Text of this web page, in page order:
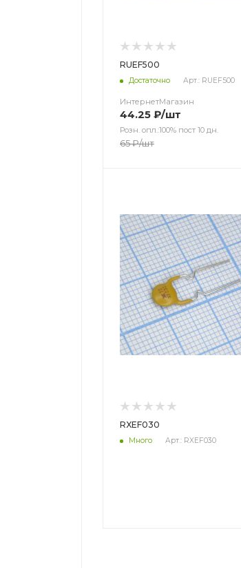
RUEF500
Достаточно Арт.: RUEF500
ИнтернетМагазин
44.25 ₽/шт
Розн. опл.:100% пост 10 дн.
65₽/шт
RXEF030
Много Арт.: RXEF030